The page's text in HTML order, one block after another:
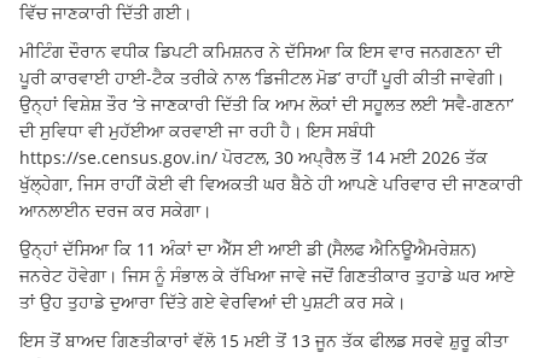
ਵਿੱਚ ਜਾਣਕਾਰੀ ਦਿੱਤੀ ਗਈ।
ਮੀਟਿੰਗ ਦੌਰਾਨ ਵਧੀਕ ਡਿਪਟੀ ਕਮਿਸ਼ਨਰ ਨੇ ਦੱਸਿਆ ਕਿ ਇਸ ਵਾਰ ਜਨਗਣਨਾ ਦੀ
ਪੂਰੀ ਕਾਰਵਾਈ ਹਾਈ-ਟੈਕ ਤਰੀਕੇ ਨਾਲ ‘ਡਿਜੀਟਲ ਮੋਡ’ ਰਾਹੀਂ ਪੂਰੀ ਕੀਤੀ ਜਾਵੇਗੀ।
ਉਨ੍ਹਾਂ ਵਿਸ਼ੇਸ਼ ਤੌਰ ‘ਤੇ ਜਾਣਕਾਰੀ ਦਿੱਤੀ ਕਿ ਆਮ ਲੋਕਾਂ ਦੀ ਸਹੂਲਤ ਲਈ ‘ਸਵੈ-ਗਣਨਾ’
ਦੀ ਸੁਵਿਧਾ ਵੀ ਮੁਹੱਈਆ ਕਰਵਾਈ ਜਾ ਰਹੀ ਹੈ। ਇਸ ਸਬੰਧੀ
https://se.census.gov.in/ ਪੋਰਟਲ, 30 ਅਪ੍ਰੈਲ ਤੋਂ 14 ਮਈ 2026 ਤੱਕ
ਖੁੱਲ੍ਹੇਗਾ, ਜਿਸ ਰਾਹੀਂ ਕੋਈ ਵੀ ਵਿਅਕਤੀ ਘਰ ਬੈਠੇ ਹੀ ਆਪਣੇ ਪਰਿਵਾਰ ਦੀ ਜਾਣਕਾਰੀ
ਆਨਲਾਈਨ ਦਰਜ ਕਰ ਸਕੇਗਾ।
ਉਨ੍ਹਾਂ ਦੱਸਿਆ ਕਿ 11 ਅੰਕਾਂ ਦਾ ਐੱਸ ਈ ਆਈ ਡੀ (ਸੈਲਫ ਐਨਿਊਐਮਰੇਸ਼ਨ)
ਜਨਰੇਟ ਹੋਵੇਗਾ। ਜਿਸ ਨੂੰ ਸੰਭਾਲ ਕੇ ਰੱਖਿਆ ਜਾਵੇ ਜਦੋਂ ਗਿਣਤੀਕਾਰ ਤੁਹਾਡੇ ਘਰ ਆਏ
ਤਾਂ ਉਹ ਤੁਹਾਡੇ ਦੁਆਰਾ ਦਿੱਤੇ ਗਏ ਵੇਰਵਿਆਂ ਦੀ ਪੁਸ਼ਟੀ ਕਰ ਸਕੇ।
ਇਸ ਤੋਂ ਬਾਅਦ ਗਿਣਤੀਕਾਰਾਂ ਵੱਲੋ 15 ਮਈ ਤੋਂ 13 ਜੂਨ ਤੱਕ ਫੀਲਡ ਸਰਵੇ ਸ਼ੁਰੂ ਕੀਤਾ